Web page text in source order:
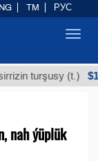
(t.)
nah ýüplük
TM РУС